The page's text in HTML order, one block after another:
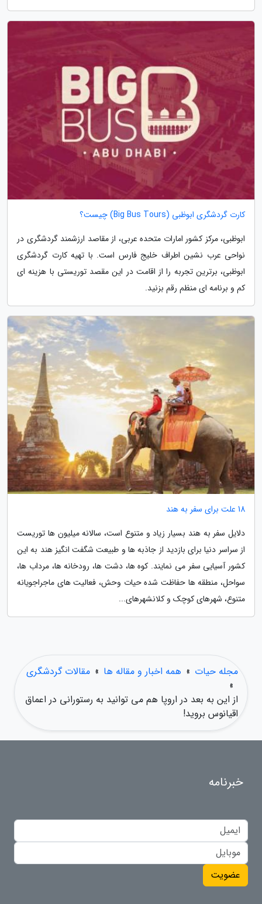
کارت گردشگری ابوظبی (Big Bus Tours) چیست؟
ابوظبی، مرکز کشور امارات متحده عربی، از مقاصد ارزشمند گردشگری در
نواحی عرب نشین اطراف خلیج فارس است. با تهیه کارت گردشگری
ابوظبی، برترین تجربه را از اقامت در این مقصد توریستی با هزینه ای
کم و برنامه ای منظم رقم بزنید.
18 علت برای سفر به هند
دلایل سفر به هند بسیار زیاد و متنوع است، سالانه میلیون ها توریست
از سراسر دنیا برای بازدید از جاذبه ها و طبیعت شگفت انگیز هند به این
کشور آسیایی سفر می نمایند. کوه ها، دشت ها، رودخانه ها، مرداب ها،
سواحل، منطقه ها حفاظت شده حیات وحش، فعالیت های ماجراجویانه
متنوع، شهرهای کوچک و کلانشهرهای...
مجله حیات » همه اخبار و مقاله ها » مقالات گردشگری
»
از این به بعد در اروپا هم می توانید به رستورانی در اعماق
اقیانوس بروید!
خبرنامه
عضویت